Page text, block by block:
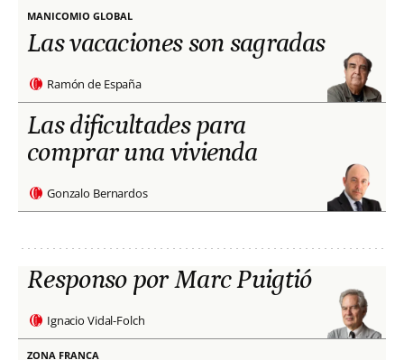
MANICOMIO GLOBAL
Las vacaciones son sagradas
Ramón de España
Las dificultades para
comprar una vivienda
Gonzalo Bernardos
Responso por Marc Puigtió
Ignacio Vidal-Folch
ZONA FRANCA